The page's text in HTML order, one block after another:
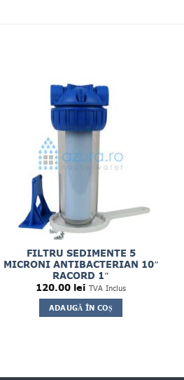
FILTRU SEDIMENTE 5
MICRONI ANTIBACTERIAN 10″
RACORD 1″
120.00 lei TVA Inclus
ADAUGĂ ÎN COȘ